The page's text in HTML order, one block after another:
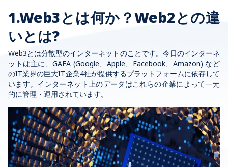
1.Web3とは何か？Web2との違
いとは?
Web3とは分散型のインターネットのことです。今日のインターネ
ットは主に、GAFA (Google、Apple、Facebook、Amazon) など
のIT業界の巨大IT企業4社が提供するプラットフォームに依存して
います。インターネット上のデータはこれらの企業によって一元
的に管理・運用されています。